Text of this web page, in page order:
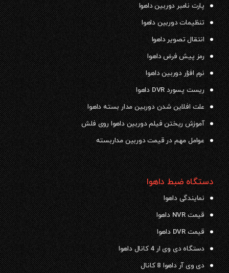
پارت نامبر دوربین داهوا
تنظیمات دوربین داهوا
انتقال تصویر داهوا
رمز پیش فرض داهوا
نرم افزار دوربین داهوا
ریست پسورد DVR داهوا
علت افلاین شدن دوربین مدار بسته داهوا
آموزش ریختن فیلم دوربین داهوا روی فلش
عوامل مهم در قیمت دوربین مداربسته
دستگاه ضبط داهوا
نمایندگی داهوا
قیمت NVR داهوا
قیمت DVR داهوا
دستگاه دی وی ار 4 کانال داهوا
دی وی آر داهوا 8 کانال